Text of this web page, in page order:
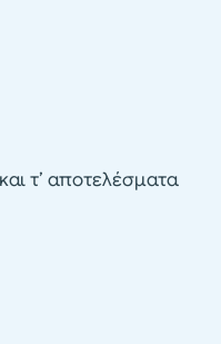
τ’ αποτελέσματα